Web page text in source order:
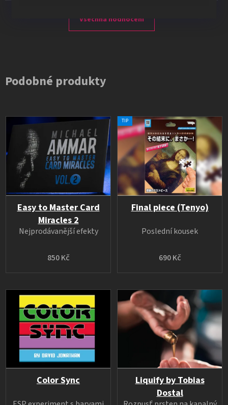
Všechna hodnocení
Podobné produkty
Easy to Master Card
Miracles 2
850 Kč
Nejprodávanější efekty
TIP
Final piece (Tenyo)
690 Kč
Poslední kousek
Color Sync
Liquify by Tobias
Dostal